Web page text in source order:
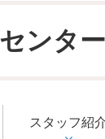
診療科・部門一覧
かかりつけ医を
科大学附属病院の
セカンドオピ
ンター
スタッフ紹